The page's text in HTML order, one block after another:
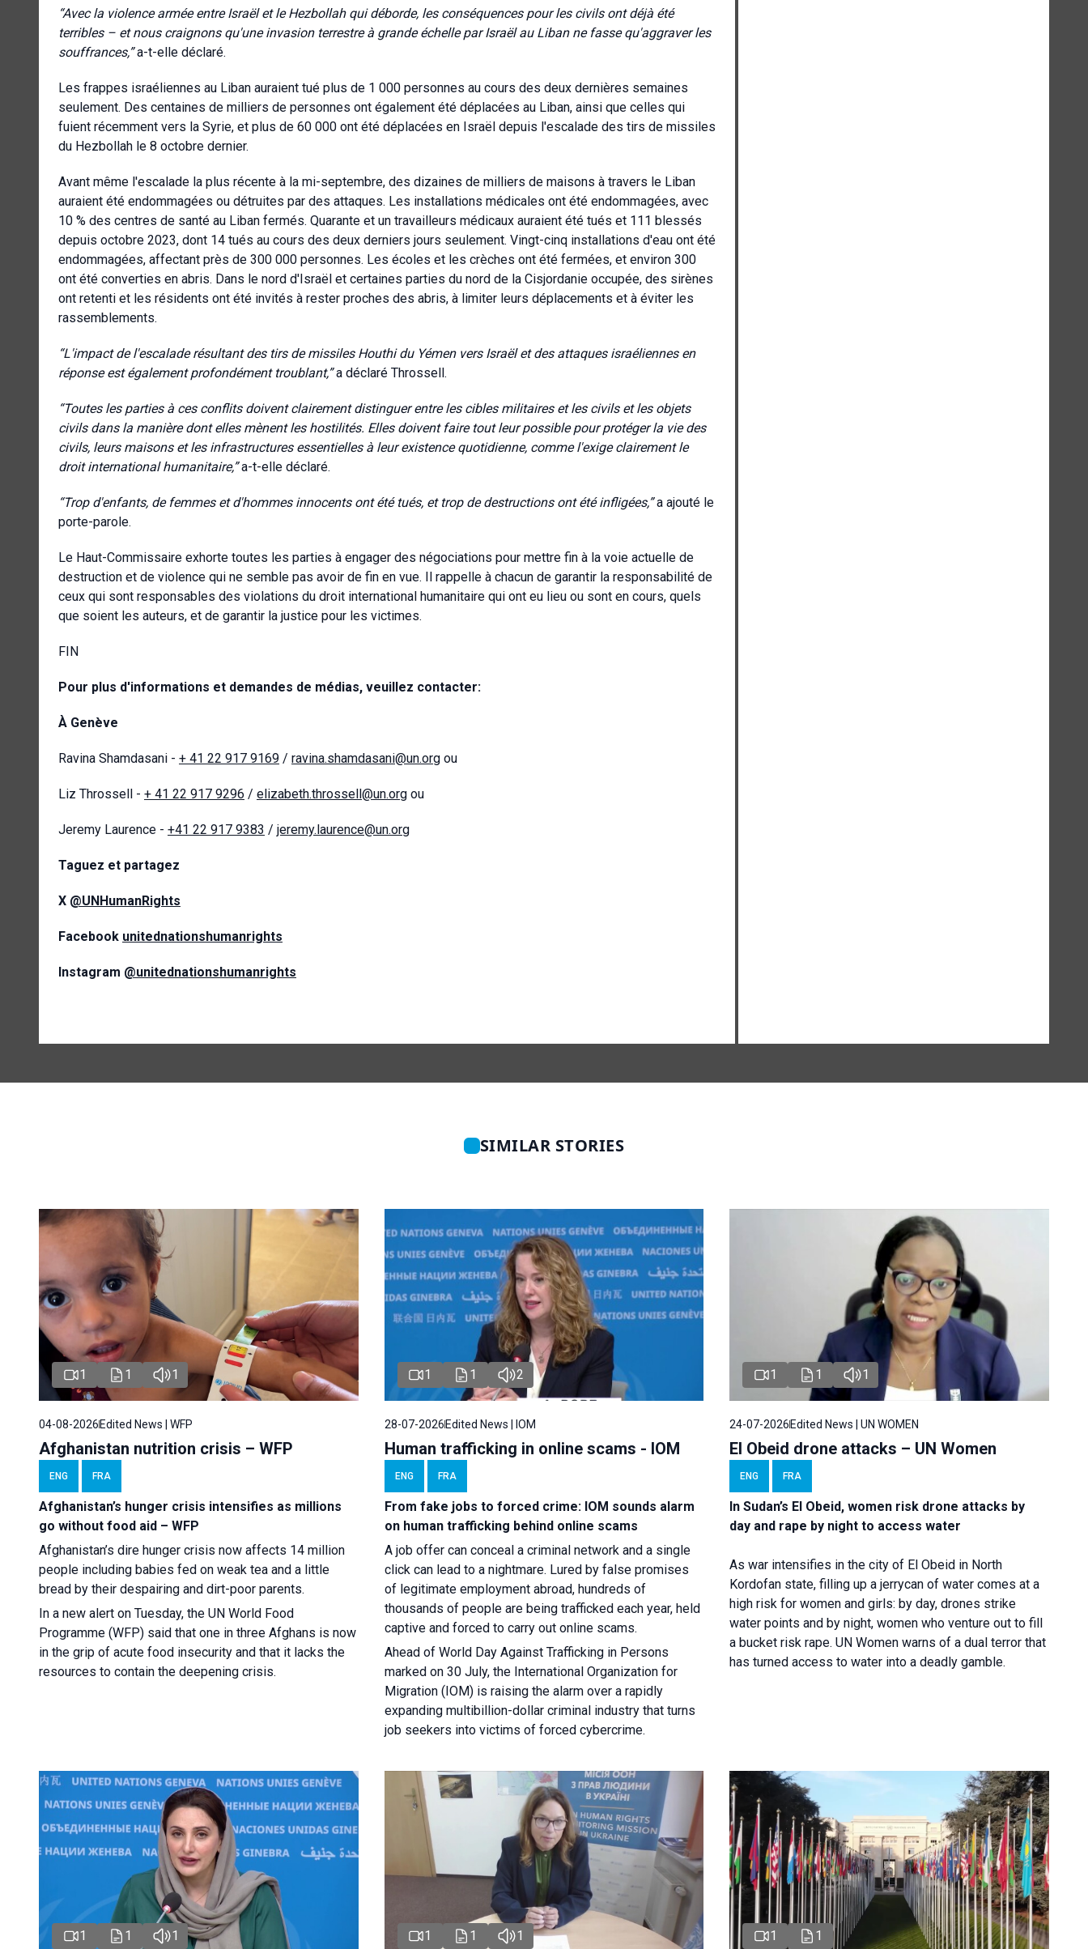
“Avec la violence armée entre Israël et le Hezbollah qui déborde, les conséquences pour les civils ont déjà été
terribles – et nous craignons qu'une invasion terrestre à grande échelle par Israël au Liban ne fasse qu'aggraver les
souffrances,”a-t-elle déclaré.
Les frappes israéliennes au Liban auraient tué plus de 1 000 personnes au cours des deux dernières semaines
seulement. Des centaines de milliers de personnes ont également été déplacées au Liban, ainsi que celles qui
fuient récemment vers la Syrie, et plus de 60 000 ont été déplacées en Israël depuis l'escalade des tirs de missiles
du Hezbollah le 8 octobre dernier.
Avant même l'escalade la plus récente à la mi-septembre, des dizaines de milliers de maisons à travers le Liban
auraient été endommagées ou détruites par des attaques. Les installations médicales ont été endommagées, avec
10 % des centres de santé au Liban fermés. Quarante et un travailleurs médicaux auraient été tués et 111 blessés
depuis octobre 2023, dont 14 tués au cours des deux derniers jours seulement. Vingt-cinq installations d'eau ont été
endommagées, affectant près de 300 000 personnes. Les écoles et les crèches ont été fermées, et environ 300
ont été converties en abris. Dans le nord d'Israël et certaines parties du nord de la Cisjordanie occupée, des sirènes
ont retenti et les résidents ont été invités à rester proches des abris, à limiter leurs déplacements et à éviter les
rassemblements.
“L'impact de l'escalade résultant des tirs de missiles Houthi du Yémen vers Israël et des attaques israéliennes en
réponse est également profondément troublant,”a déclaré Throssell.
“Toutes les parties à ces conflits doivent clairement distinguer entre les cibles militaires et les civils et les objets
civils dans la manière dont elles mènent les hostilités. Elles doivent faire tout leur possible pour protéger la vie des
civils, leurs maisons et les infrastructures essentielles à leur existence quotidienne, comme l'exige clairement le
droit international humanitaire,”a-t-elle déclaré.
“Trop d'enfants, de femmes et d'hommes innocents ont été tués, et trop de destructions ont été infligées,”a ajouté le
porte-parole.
Le Haut-Commissaire exhorte toutes les parties à engager des négociations pour mettre fin à la voie actuelle de
destruction et de violence qui ne semble pas avoir de fin en vue. Il rappelle à chacun de garantir la responsabilité de
ceux qui sont responsables des violations du droit international humanitaire qui ont eu lieu ou sont en cours, quels
que soient les auteurs, et de garantir la justice pour les victimes.
FIN
Pour plus d'informations et demandes de médias, veuillez contacter:
À Genève
Ravina Shamdasani - + 41 22 917 9169 / ravina.shamdasani@un.org ou
Liz Throssell - + 41 22 917 9296 / elizabeth.throssell@un.org ou
Jeremy Laurence - +41 22 917 9383 / jeremy.laurence@un.org
Taguez et partagez
X @UNHumanRights
Facebook unitednationshumanrights
Instagram @unitednationshumanrights
SIMILAR STORIES
1 1 1
04-08-2026Edited News | WFP
Afghanistan nutrition crisis – WFP
ENG FRA
Afghanistan’s hunger crisis intensifies as millions
go without food aid – WFP
Afghanistan’s dire hunger crisis now affects 14 million
people including babies fed on weak tea and a little
bread by their despairing and dirt-poor parents.
In a new alert on Tuesday, the UN World Food
Programme (WFP) said that one in three Afghans is now
in the grip of acute food insecurity and that it lacks the
resources to contain the deepening crisis.
1 1 2
28-07-2026Edited News | IOM
Human trafficking in online scams - IOM
ENG FRA
From fake jobs to forced crime: IOM sounds alarm
on human trafficking behind online scams
A job offer can conceal a criminal network and a single
click can lead to a nightmare. Lured by false promises
of legitimate employment abroad, hundreds of
thousands of people are being trafficked each year, held
captive and forced to carry out online scams.
Ahead of World Day Against Trafficking in Persons
marked on 30 July, the International Organization for
Migration (IOM) is raising the alarm over a rapidly
expanding multibillion-dollar criminal industry that turns
job seekers into victims of forced cybercrime.
1 1 1
24-07-2026Edited News | UN WOMEN
El Obeid drone attacks – UN Women
ENG FRA
In Sudan’s El Obeid, women risk drone attacks by
day and rape by night to access water
As war intensifies in the city of El Obeid in North
Kordofan state, filling up a jerrycan of water comes at a
high risk for women and girls: by day, drones strike
water points and by night, women who venture out to fill
a bucket risk rape. UN Women warns of a dual terror that
has turned access to water into a deadly gamble.
1 1 1 1 1 1 1 1